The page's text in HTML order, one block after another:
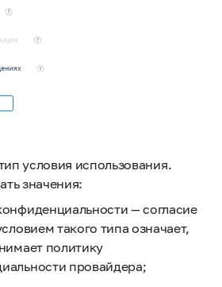
условия использования.
значения:
— согласие
такого типа означает,
политику
провайдера;